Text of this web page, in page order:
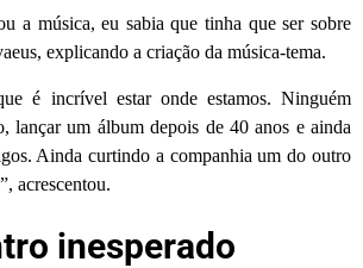
a música, eu sabia que tinha que ser sobre
explicando a criação da música-tema.
é incrível estar onde estamos. Ninguém
lançar um álbum depois de 40 anos e ainda
Ainda curtindo a companhia um do outro
acrescentou.
inesperado